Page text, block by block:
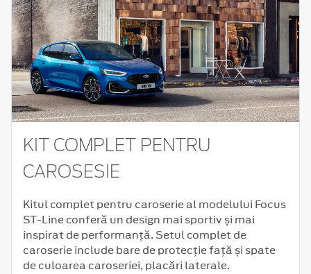
KIT COMPLET PENTRU
CAROSESIE
Kitul complet pentru caroserie al modelului Focus
ST-Line conferă un design mai sportiv și mai
inspirat de performanță. Setul complet de
caroserie include bare de protecție față și spate
de culoarea caroseriei, placări laterale.